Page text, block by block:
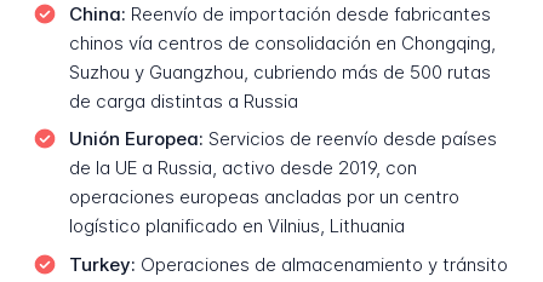
China: Reenvío de importación desde fabricantes
chinos vía centros de consolidación en Chongqing,
Suzhou y Guangzhou, cubriendo más de 500 rutas
de carga distintas a Russia
Unión Europea: Servicios de reenvío desde países
de la UE a Russia, activo desde 2019, con
operaciones europeas ancladas por un centro
logístico planificado en Vilnius, Lithuania
Turkey: Operaciones de almacenamiento y tránsito